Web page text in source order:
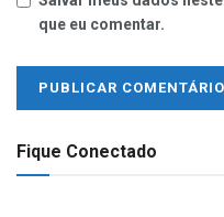
que eu comentar.
Fique Conectado